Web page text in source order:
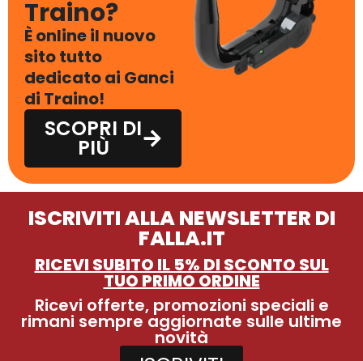
Traino?
È online il nuovo
sito tutto
dedicato ai Ganci
di Traino!
SCOPRI DI
PIÙ
ISCRIVITI ALLA NEWSLETTER DI
FALLA.IT
RICEVI SUBITO IL 5% DI SCONTO SUL
TUO PRIMO ORDINE
Ricevi offerte, promozioni speciali e
rimani sempre aggiornate sulle ultime
novità